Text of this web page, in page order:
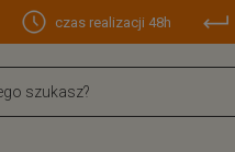
czas realizacji 48h